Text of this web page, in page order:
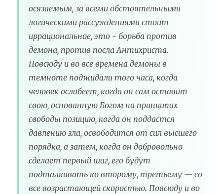
осязаемым, за всеми обстоятельными
логическими рассуждениями стоит
иррациональное, это - борьба против
демона, против посла Антихриста.
Повсюду и во все времена демоны в
темноте поджидали того часа, когда
человек ослабеет, когда он сам оставит
свою, основанную Богом на принципах
свободы позицию, когда он поддастся
давлению зла, освободится от сил высшего
порядка, а затем, когда он добровольно
сделает первый шаг, его будут
подталкивать ко второму, третьему — со
все возрастающей скоростью. Повсюду и во